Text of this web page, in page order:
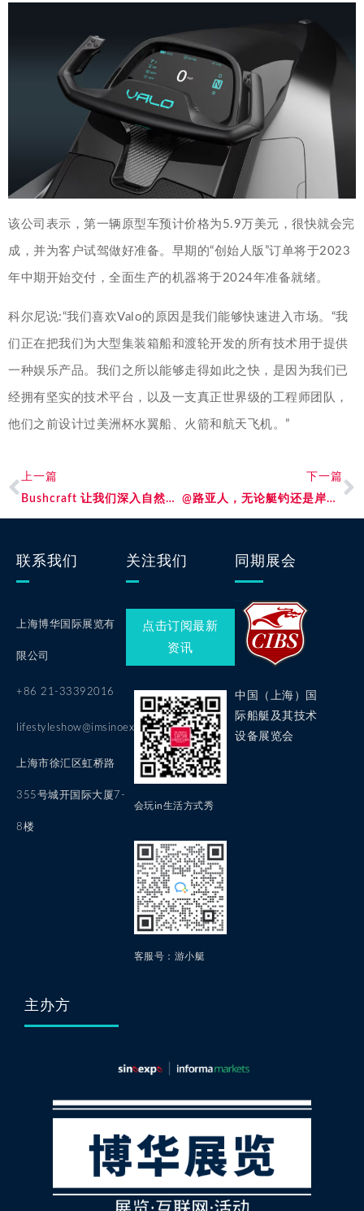
该公司表示，第一辆原型车预计价格为5.9万美元，很快就会完
成，并为客户试驾做好准备。早期的“创始人版”订单将于2023
年中期开始交付，全面生产的机器将于2024年准备就绪。
科尔尼说:“我们喜欢Valo的原因是我们能够快速进入市场。“我
们正在把我们为大型集装箱船和渡轮开发的所有技术用于提供
一种娱乐产品。我们之所以能够走得如此之快，是因为我们已
经拥有坚实的技术平台，以及一支真正世界级的工程师团队，
他们之前设计过美洲杯水翼船、火箭和航天飞机。”
上一篇
Bushcraft 让我们深入自然，成为自然的一部分
下一篇
@路亚人，无论艇钓还是岸钓，你和大师只差一个TA的距离！
联系我们
上海博华国际展览有
限公司
+86 21-33392016
lifestyleshow@imsinoexpo.com
上海市徐汇区虹桥路
355号城开国际大厦7-
8楼
关注我们
点击订阅最新
资讯
会玩in生活方式秀
客服号：游小艇
同期展会
中国（上海）国
际船艇及其技术
设备展览会
主办方